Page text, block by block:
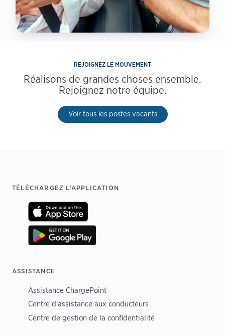
REJOIGNEZ LE MOUVEMENT
Réalisons de grandes choses ensemble.
Rejoignez notre équipe.
Voir tous les postes vacants
Footer
TÉLÉCHARGEZ L’APPLICATION
ASSISTANCE
Assistance ChargePoint
Centre d'assistance aux conducteurs
Centre de gestion de la confidentialité